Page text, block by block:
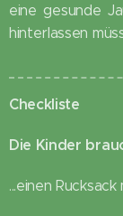
eine gesunde
hinterlassen
Checkliste
Die Kinder
...einen Rucksack